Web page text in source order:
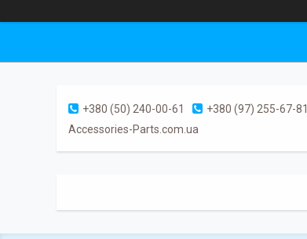
+380 (50) 240-00-61
+380 (97) 255-67-81
Accessories-Parts.com.ua